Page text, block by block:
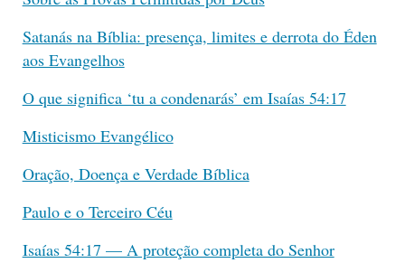
Satanás na Bíblia: presença, limites e derrota do Éden
aos Evangelhos
O que significa ‘tu a condenarás’ em Isaías 54:17
Misticismo Evangélico
Oração, Doença e Verdade Bíblica
Paulo e o Terceiro Céu
Isaías 54:17 — A proteção completa do Senhor